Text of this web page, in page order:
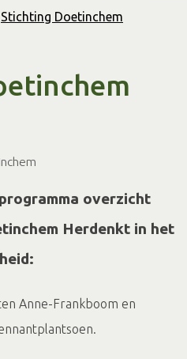
Stichting Doetinchem
overzicht
Herdenkt in het
Anne-Frankboom en